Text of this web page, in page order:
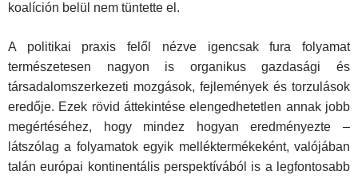
koalíción belül nem tüntette el.
A politikai praxis felől nézve igencsak fura folyamat
természetesen nagyon is organikus gazdasági és
társadalomszerkezeti mozgások, fejlemények és torzulások
eredője. Ezek rövid áttekintése elengedhetetlen annak jobb
megértéséhez, hogy mindez hogyan eredményezte –
látszólag a folyamatok egyik melléktermékeként, valójában
talán európai kontinentális perspektívából is a legfontosabb